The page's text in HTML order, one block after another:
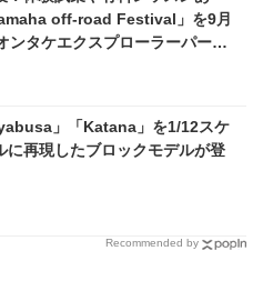
off-road Festival」を9月
ンタケエクスプローラーパーク
」「Katana」を1/12スケ
に再現したブロックモデルが登
Recommended by